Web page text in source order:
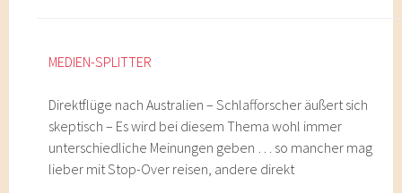
MEDIEN-SPLITTER
Direktflüge nach Australien – Schlafforscher äußert sich
skeptisch – Es wird bei diesem Thema wohl immer
unterschiedliche Meinungen geben … so mancher mag
lieber mit Stop-Over reisen, andere direkt